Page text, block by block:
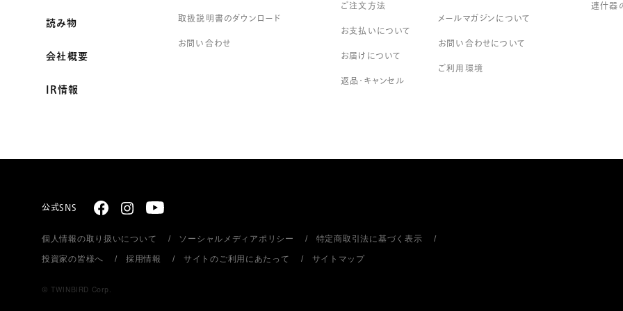
読み物
会社概要
IR情報
取扱説明書のダウンロード
お問い合わせ
ご注文方法
お支払いについて
お届けについて
返品・キャンセル
メールマガジンについて
お問い合わせについて
ご利用環境
連什器
公式SNS
個人情報の取り扱いについて ソーシャルメディアポリシー 特定商取引法に基づく表示
投資家の皆様へ 採用情報 サイトのご利用にあたって サイトマップ
© TWINBIRD Corp.